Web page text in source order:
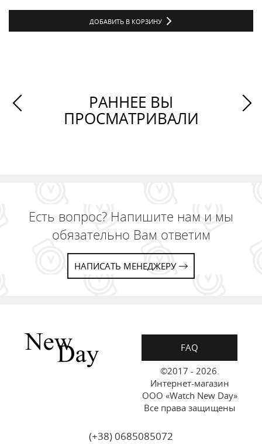
ДОБАВИТЬ В КОРЗИНУ
РАННЕЕ ВЫ
ПРОСМАТРИВАЛИ
Есть вопрос? Напишите нам и мы
обязательно Вам ответим
НАПИСАТЬ МЕНЕДЖЕРУ
FAQ
©2017 - 2026.
Интернет-магазин
ООО «Watch New Day»
Все права защищены
(+38) 0685085072